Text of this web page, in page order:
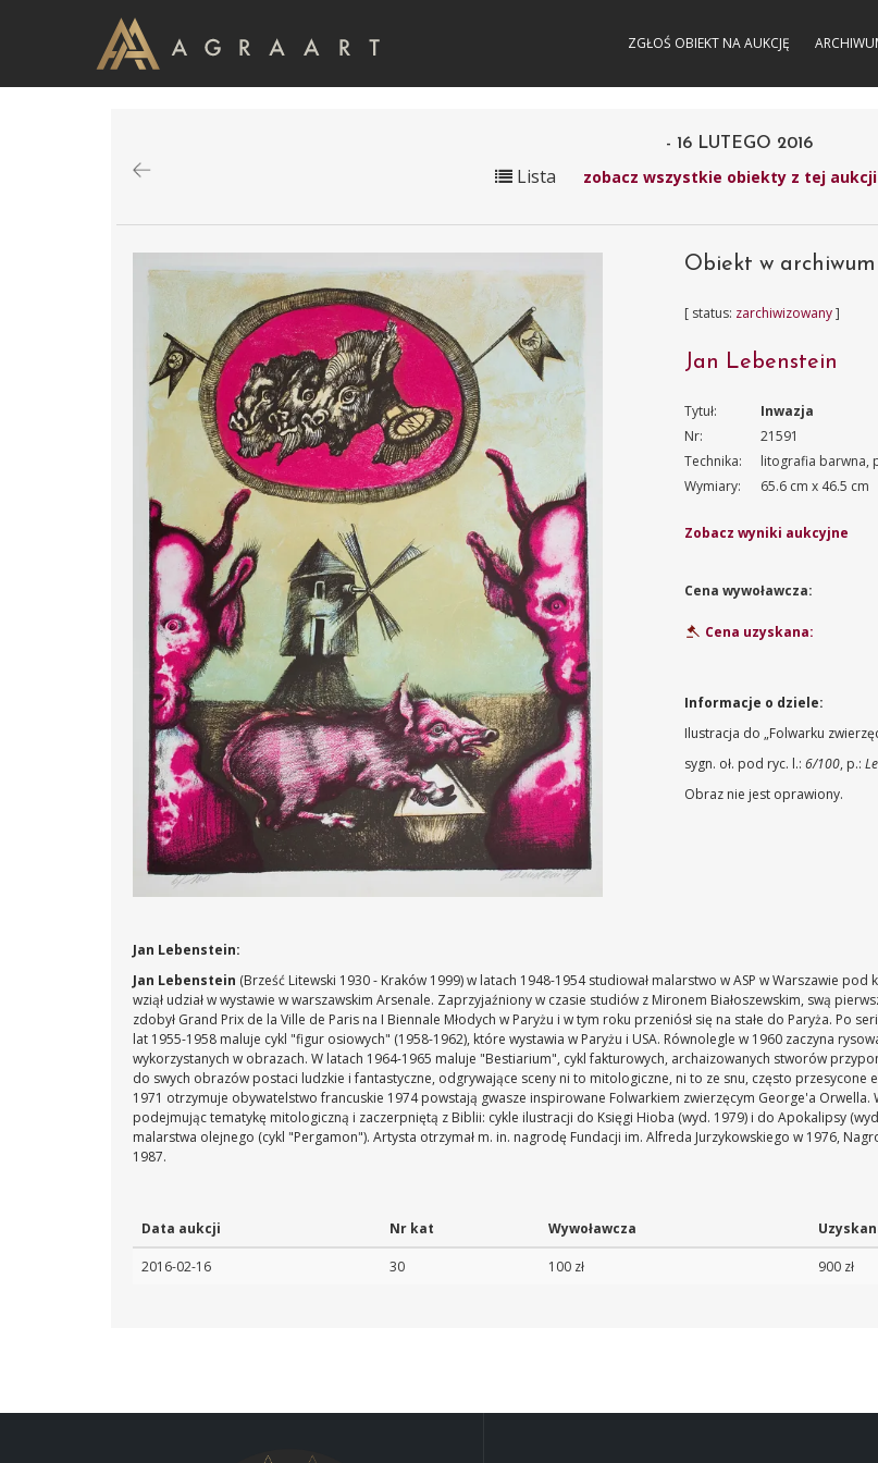
ZGŁOŚ OBIEKT NA AUKCJĘ
- 16 LUTEGO 2016
Lista zobacz wszystkie obiekty z tej aukcji
Obiekt w archiwum
[ status: zarchiwizowany]
Jan Lebenstein
Tytuł:
Inwazja
Nr:
21591
Technika:
litografia barwna,
Wymiary:
65.6 cm x 46.5 cm
Zobacz wyniki aukcyjne
Cena wywoławcza:
Cena uzyskana:
Informacje o dziele:
Ilustracja do „Folwarku
sygn. oł. pod ryc. l.: 6/100, p.:
Obraz nie jest oprawiony.
Jan Lebenstein:
Jan Lebenstein (Brześć Litewski 1930 - Kraków 1999) w latach 1948-1954 studiował malarstwo w ASP w Warszawie
wziął udział w wystawie w warszawskim Arsenale. Zaprzyjaźniony w czasie studiów z Mironem Białoszewskim, swą
zdobył Grand Prix de la Ville de Paris na I Biennale Młodych w Paryżu i w tym roku przeniósł się na stałe do Paryża.
lat 1955-1958 maluje cykl "figur osiowych" (1958-1962), które wystawia w Paryżu i USA. Równolegle w 1960 zaczyna
wykorzystanych w obrazach. W latach 1964-1965 maluje "Bestiarium", cykl fakturowych, archaizowanych stworów
do swych obrazów postaci ludzkie i fantastyczne, odgrywające sceny ni to mitologiczne, ni to ze snu, często przesycone
1971 otrzymuje obywatelstwo francuskie 1974 powstają gwasze inspirowane Folwarkiem zwierzęcym George'a Orwella.
podejmując tematykę mitologiczną i zaczerpniętą z Biblii: cykle ilustracji do Księgi Hioba (wyd. 1979) i do Apokalipsy
malarstwa olejnego (cykl "Pergamon"). Artysta otrzymał m. in. nagrodę Fundacji im. Alfreda Jurzykowskiego w 1976,
1987.
Data aukcji Nr kat Wywoławcza
2016-02-16 30 100 zł 900 zł